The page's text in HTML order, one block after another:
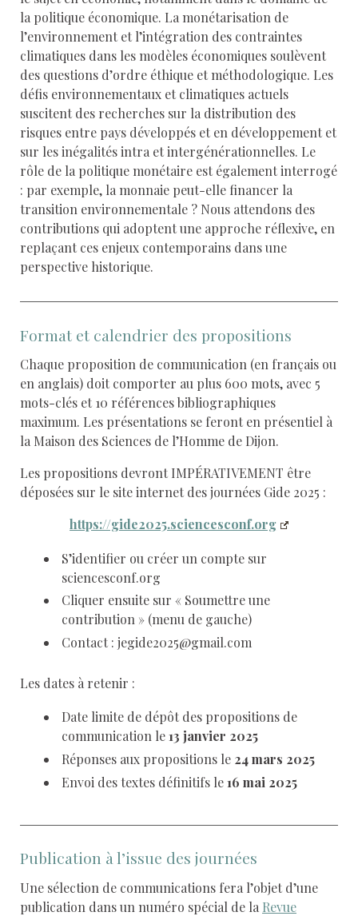
la politique économique. La monétarisation de
l’environnement et l’intégration des contraintes
climatiques dans les modèles économiques soulèvent
des questions d’ordre éthique et méthodologique. Les
défis environnementaux et climatiques actuels
suscitent des recherches sur la distribution des
risques entre pays développés et en développement et
sur les inégalités intra et intergénérationnelles. Le
rôle de la politique monétaire est également interrogé
: par exemple, la monnaie peut-elle financer la
transition environnementale ? Nous attendons des
contributions qui adoptent une approche réflexive, en
replaçant ces enjeux contemporains dans une
perspective historique.
Format et calendrier des propositions
Chaque proposition de communication (en français ou
en anglais) doit comporter au plus 600 mots, avec 5
mots-clés et 10 références bibliographiques
maximum. Les présentations se feront en présentiel à
la Maison des Sciences de l’Homme de Dijon.
Les propositions devront IMPÉRATIVEMENT être
déposées sur le site internet des journées Gide 2025 :
https://gide2025.sciencesconf.org
S’identifier ou créer un compte sur
sciencesconf.org
Cliquer ensuite sur « Soumettre une
contribution » (menu de gauche)
Contact : jegide2025@gmail.com
Les dates à retenir :
Date limite de dépôt des propositions de
communication le13 janvier 2025
Réponses aux propositions le 24 mars 2025
Envoi des textes définitifs le16 mai 2025
Publication à l’issue des journées
Une sélection de communications fera l’objet d’une
publication dans un numéro spécial de la Revue